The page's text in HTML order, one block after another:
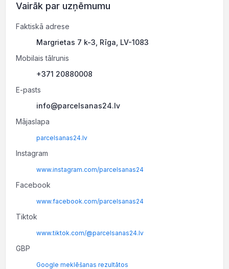
Vairāk par uzņēmumu
Faktiskā adrese
Margrietas 7 k-3, Rīga, LV-1083
Mobilais tālrunis
+371 20880008
E-pasts
info@parcelsanas24.lv
Mājaslapa
parcelsanas24.lv
Instagram
www.instagram.com/parcelsanas24
Facebook
www.facebook.com/parcelsanas24
Tiktok
www.tiktok.com/@parcelsanas24.lv
GBP
Google meklēšanas rezultātos